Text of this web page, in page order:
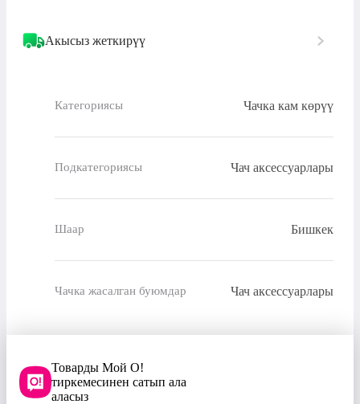
Акысыз жеткирүү
Категориясы Чачка кам көрүү
Подкатегориясы Чач аксессуарлары
Шаар Бишкек
Чачка жасалган буюмдар Чач аксессуарлары
Товарды Мой О!
тиркемесинен сатып ала
аласыз